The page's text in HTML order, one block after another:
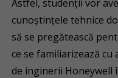
Astfel, studenții vor
cunoștințele tehnice
să se pregătească
ce se familiarizează
de inginerii Honeywell